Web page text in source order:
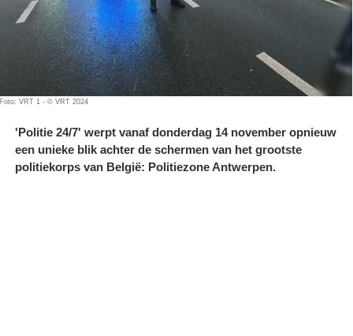
Foto: VRT 1 - © VRT 2024
'Politie 24/7' werpt vanaf donderdag 14 november opnieuw
een unieke blik achter de schermen van het grootste
politiekorps van België: Politiezone Antwerpen.